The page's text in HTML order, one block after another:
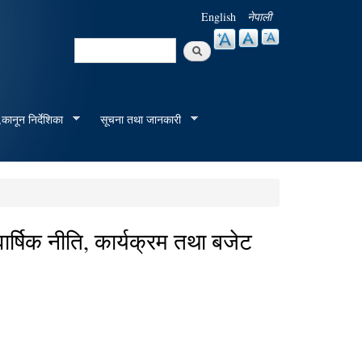
English नेपाली
Search
निर्देशिका
सूचना तथा जानकारी
नीति, कार्यक्रम तथा बजेट